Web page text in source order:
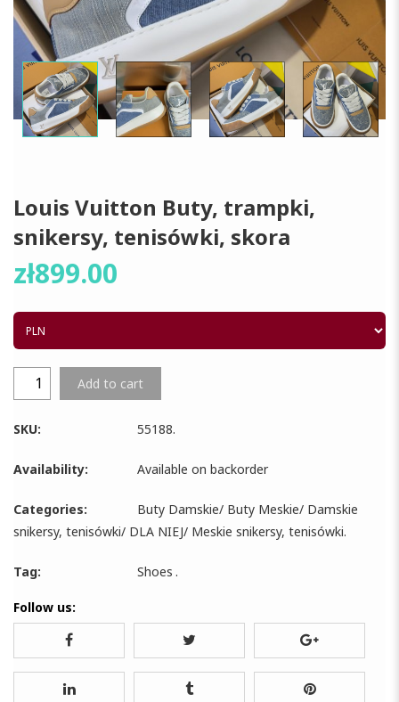
Louis Vuitton Buty, trampki,
snikersy, tenisówki, skora
zł899.00
Add to cart
SKU: 55188.
Availability: Available on backorder
Categories: Buty Damskie/ Buty Meskie/ Damskie
snikersy, tenisówki/ DLA NIEJ/ Meskie snikersy, tenisówki.
Tag: Shoes .
Follow us: